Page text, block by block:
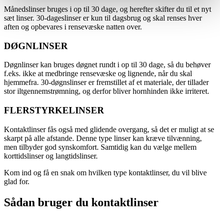
Månedslinser bruges i op til 30 dage, og herefter skifter du til et nyt
sæt linser. 30-dageslinser er kun til dagsbrug og skal renses hver
aften og opbevares i rensevæske natten over.
DØGNLINSER
Døgnlinser kan bruges døgnet rundt i op til 30 dage, så du behøver
f.eks. ikke at medbringe rensevæske og lignende, når du skal
hjemmefra. 30-døgnslinser er fremstillet af et materiale, der tillader
stor iltgennemstrømning, og derfor bliver hornhinden ikke irriteret.
FLERSTYRKELINSER
Kontaktlinser fås også med glidende overgang, så det er muligt at se
skarpt på alle afstande. Denne type linser kan kræve tilvænning,
men tilbyder god synskomfort. Samtidig kan du vælge mellem
korttidslinser og langtidslinser.
Kom ind og få en snak om hvilken type kontaktlinser, du vil blive
glad for.
Sådan bruger du kontaktlinser